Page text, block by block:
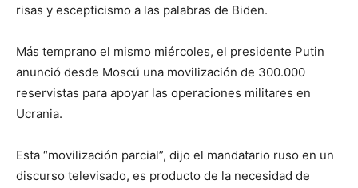
risas y escepticismo a las palabras de Biden.
Más temprano el mismo miércoles, el presidente Putin
anunció desde Moscú una movilización de 300.000
reservistas para apoyar las operaciones militares en
Ucrania.
Esta “movilización parcial”, dijo el mandatario ruso en un
discurso televisado, es producto de la necesidad de